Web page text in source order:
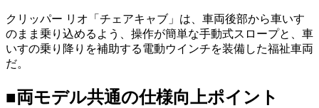
クリッパー リオ「チェアキャブ」は、車両後部から車いす
のまま乗り込めるよう、操作が簡単な手動式スロープと、車
いすの乗り降りを補助する電動ウインチを装備した福祉車両
だ。
■両モデル共通の仕様向上ポイント